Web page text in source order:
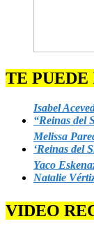
TE PUEDE
Isabel
“Reinas del
Melissa
‘Reinas del
Yaco
Natalie
VIDEO